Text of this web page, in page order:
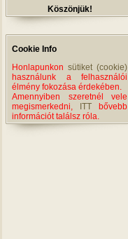
Köszönjük!
Cookie Info
Honlapunkon sütiket (cookie)
használunk a felhasználói
élmény fokozása érdekében.
Amennyiben szeretnél vele
megismerkedni,
ITT bővebb
információt találsz róla.